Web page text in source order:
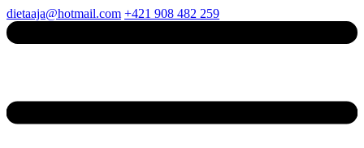
dietaaja@hotmail.com +421 908 482 259